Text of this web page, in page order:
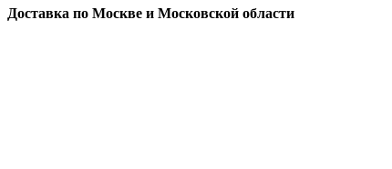
Доставка по Москве и Московской области